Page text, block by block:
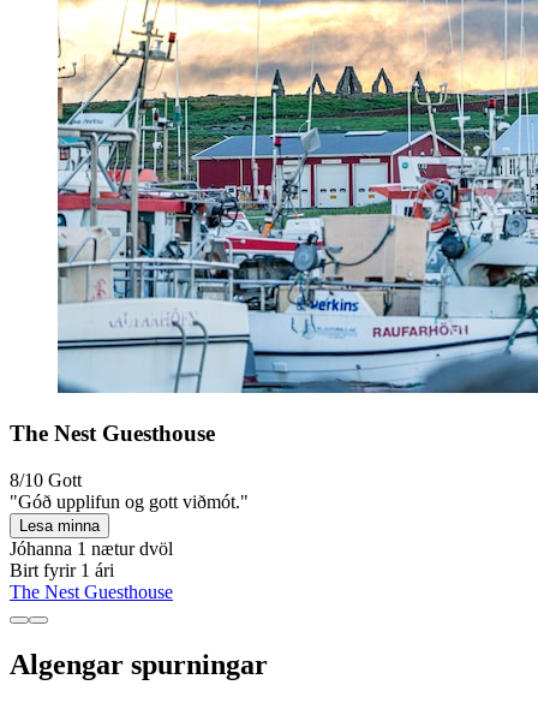
The Nest Guesthouse
8/10 Gott
"Góð upplifun og gott viðmót."
Lesa minna
Jóhanna 1 nætur dvöl
Birt fyrir 1 ári
The Nest Guesthouse
Algengar spurningar